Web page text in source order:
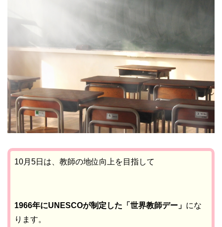
10月5日は、教師の地位向上を目指して
1966年にUNESCOが制定した「世界教師デー」 にな
ります。